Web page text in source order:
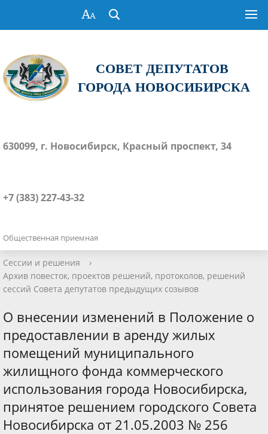
СОВЕТ ДЕПУТАТОВ
ГОРОДА НОВОСИБИРСКА
630099, г. Новосибирск, Красный проспект, 34
+7 (383) 227-43-32
Общественная приемная
Сессии и решения
›
Архив повесток, проектов решений, протоколов, решений
сессий Совета депутатов предыдущих созывов
О внесении изменений в Положение о
предоставлении в аренду жилых
помещений муниципального
жилищного фонда коммерческого
использования города Новосибирска,
принятое решением городского Совета
Новосибирска от 21.05.2003 № 256